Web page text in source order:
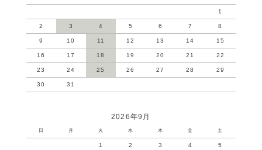
1
2 3 4 5 6 7 8
9 10 11 12 13 14 15
16 17 18 19 20 21 22
23 24 25 26 27 28 29
30 31
2026年9月
日 月 火 水 木 金 土
1 2 3 4 5